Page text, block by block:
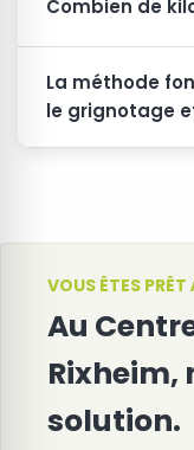
Combien de
La méthode
le grignotage
VOUS ÊTES
Au
Rixheim,
solution.